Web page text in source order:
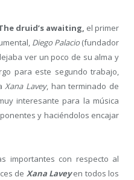
druid’s awaiting, el primer
Diego Palacio (fundador
ver un poco de su alma y
para este segundo trabajo,
Xana Lavey, han terminado de
interesante para la música
y haciéndolos encajar
importantes con respecto al
de Xana Laveyen todos los